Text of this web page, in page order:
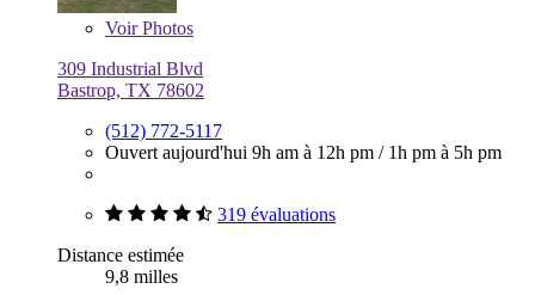
VoirPhotos
309 Industrial Blvd
Bastrop, TX 78602
(512) 772-5117
Ouvert aujourd'hui 9h am à 12h pm / 1h pm à 5h pm
319 évaluations
Distance estimée
9,8 milles